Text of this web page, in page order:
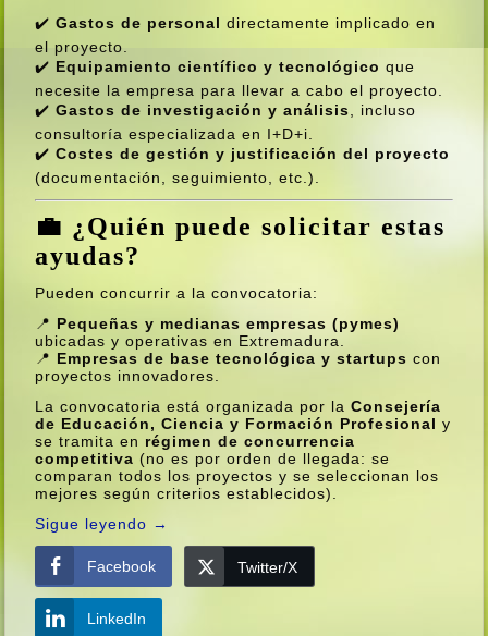
✔️Gastos de personal directamente implicado en
el proyecto.
✔️ Equipamiento científico y tecnológico que
necesite la empresa para llevar a cabo el proyecto.
✔️Gastos de investigación y análisis , incluso
consultoría especializada en I+D+i.
✔️Costes de gestión y justificación del proyecto
(documentación, seguimiento, etc.).
💼 ¿Quién puede solicitar estas
ayudas?
Pueden concurrir a la convocatoria:
📍 Pequeñas y medianas empresas (pymes)
ubicadas y operativas en Extremadura.
📍 Empresas de base tecnológica y startups con
proyectos innovadores.
La convocatoria está organizada por laConsejería
de Educación, Ciencia y Formación Profesional y
se tramita en régimen de concurrencia
competitiva (no es por orden de llegada: se
comparan todos los proyectos y se seleccionan los
mejores según criterios establecidos).
Sigue leyendo →
Facebook Twitter/X
LinkedIn